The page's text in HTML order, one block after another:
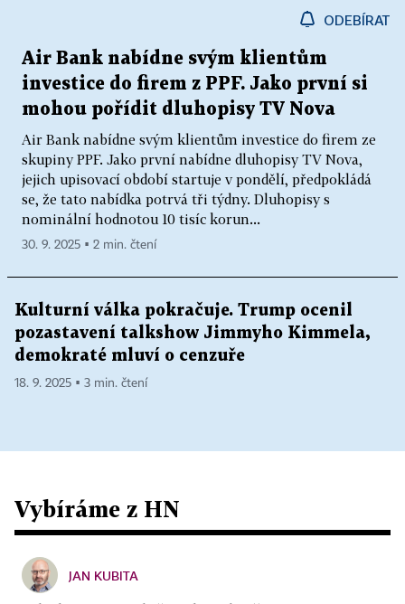
ODEBÍRAT
Air Bank nabídne svým klientům
investice do firem z PPF. Jako první si
mohou pořídit dluhopisy TV Nova
Air Bank nabídne svým klientům investice do firem ze
skupiny PPF. Jako první nabídne dluhopisy TV Nova,
jejich upisovací období startuje v pondělí, předpokládá
se, že tato nabídka potrvá tři týdny. Dluhopisy s
nominální hodnotou 10 tisíc korun...
30. 9. 2025 ▪ 2 min. čtení
Kulturní válka pokračuje. Trump ocenil
pozastavení talkshow Jimmyho Kimmela,
demokraté mluví o cenzuře
18. 9. 2025 ▪ 3 min. čtení
Vybíráme z HN
JAN KUBITA